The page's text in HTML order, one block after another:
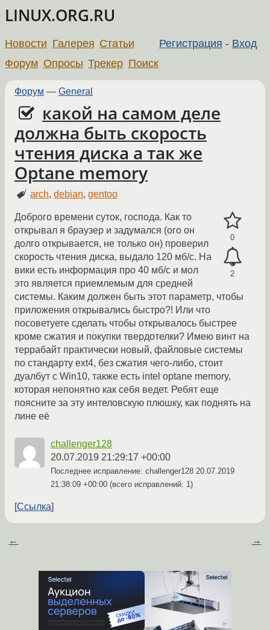
LINUX.ORG.RU
Регистрация - Вход
Новости Галерея Статьи
Форум Опросы Трекер Поиск
Форум — General
какой на самом деле
должна быть скорость
чтения диска а так же
Optane memory
arch,debian,gentoo
0
2
Доброго времени суток, господа. Как то
открывал я браузер и задумался (ого он
долго открывается, не только он) проверил
скорость чтения диска, выдало 120 мб/с. На
вики есть информация про 40 мб/c и мол
это является приемлемым для средней
системы. Каким должен быть этот параметр, чтобы
приложения открывались быстро?! Или что
посоветуете сделать чтобы открывалось быстрее
кроме сжатия и покупки твердотелки? Имею винт на
террабайт практически новый, файловые системы
по стандарту ext4, без сжатия чего-либо, стоит
дуалбут с Win10, также есть intel optane memory,
которая непонятно как себя ведет. Ребят еще
поясните за эту интеловскую плюшку, как поднять на
лине её
challenger128
20.07.2019 21:29:17 +00:00
Последнее исправление: challenger128 20.07.2019
21:38:09 +00:00 (всего исправлений: 1)
Ссылка
← →